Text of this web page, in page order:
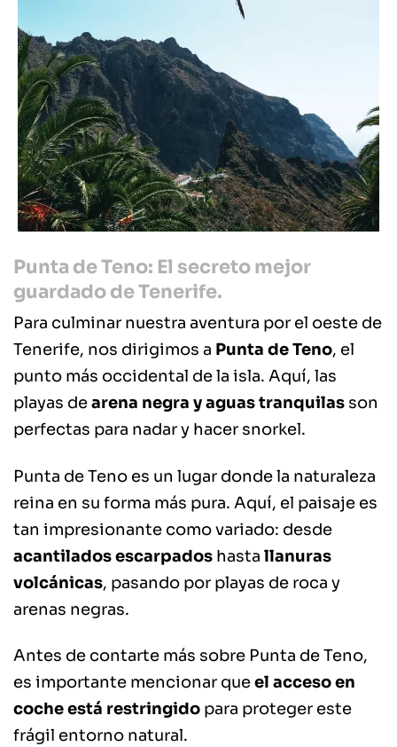
Punta de Teno: El secreto mejor
guardado de Tenerife.
Para culminar nuestra aventura por el oeste de
Tenerife, nos dirigimos a Punta de Teno, el
punto más occidental de la isla. Aquí, las
playas dearena negra y aguas tranquilas son
perfectas para nadar y hacer snorkel.
Punta de Teno es un lugar donde la naturaleza
reina en su forma más pura. Aquí, el paisaje es
tan impresionante como variado: desde
acantilados escarpados hasta llanuras
volcánicas, pasando por playas de roca y
arenas negras.
Antes de contarte más sobre Punta de Teno,
es importante mencionar queel acceso en
coche está restringido para proteger este
frágil entorno natural.